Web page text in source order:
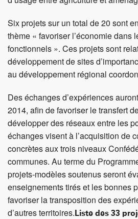
Six projets sur un total de 20 sont
thème « favoriser l’économie dans
fonctionnels ». Ces projets sont
développement de sites
au développement régional
Des échanges d’expériences
2014, afin de favoriser le transfert
développer des réseaux entre les
échanges visent à l’acquisition de
concrètes aux trois niveaux
communes. Au terme du
projets-modèles soutenus seront
enseignements tirés et les bonnes
favoriser la transposition des
d’autres territoires. Liste des 33